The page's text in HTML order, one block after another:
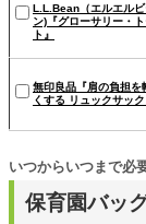
L.L.Bean（エルエル
ン)『グローサリー・
ト』
無印良品『肩の負担を
くする リュックサック
保育園バッ
いつからいつまで必